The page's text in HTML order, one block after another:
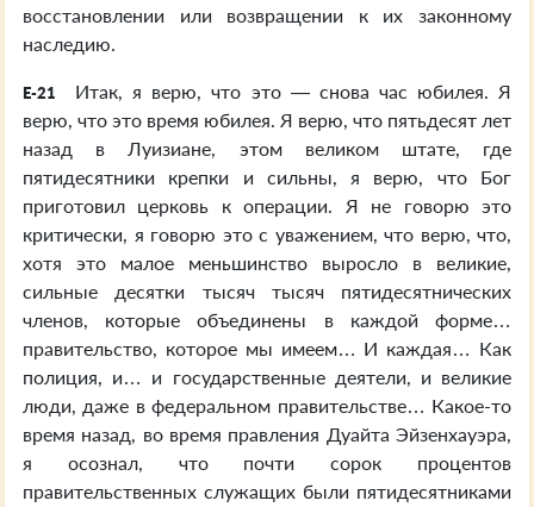
восстановлении или возвращении к их законному
наследию.
E-21
Итак, я верю, что это — снова час юбилея. Я
верю, что это время юбилея. Я верю, что пятьдесят лет
назад в Луизиане, этом великом штате, где
пятидесятники крепки и сильны, я верю, что Бог
приготовил церковь к операции. Я не говорю это
критически, я говорю это с уважением, что верю, что,
хотя это малое меньшинство выросло в великие,
сильные десятки тысяч тысяч пятидесятнических
членов, которые объединены в каждой форме…
правительство, которое мы имеем… И каждая… Как
полиция, и… и государственные деятели, и великие
люди, даже в федеральном правительстве… Какое-то
время назад, во время правления Дуайта Эйзенхауэра,
я осознал, что почти сорок процентов
правительственных служащих были пятидесятниками